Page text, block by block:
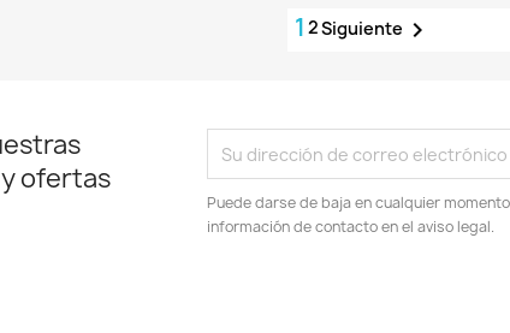
1 2Siguiente 
ofertas
Puede darse de baja en cualquier
información de contacto en el aviso legal.